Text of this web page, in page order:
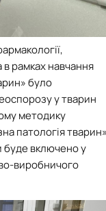
в рамках навчання
було
у тварин
методику
патологія
буде включено у
виробничого